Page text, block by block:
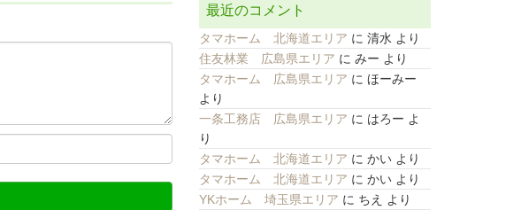
最近のコメント
タマホーム 北海道エリア に 清水 より
住友林業 広島県エリア に みー より
タマホーム 広島県エリア に ほーみー
より
一条工務店 広島県エリア に はろー よ
り
タマホーム 北海道エリア に かいより
タマホーム 北海道エリア に かいより
YKホーム 埼玉県エリア に ちえ
より